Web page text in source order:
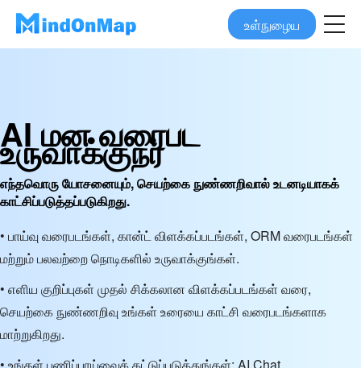
உள்நுழைய
AI மன வரைபட
உருவாக்குநர்
எந்தவொரு யோசனையும், செயற்கை நுண்ணறிவால் உடனடியாகக்
காட்சிப்படுத்தப்படுகிறது.
• பாய்வு வரைபடங்கள், கான்ட் விளக்கப்படங்கள், ORM வரைபடங்கள்
மற்றும் பலவற்றை நொடிகளில் உருவாக்குங்கள்.
• எளிய குறிப்புகள் முதல் சிக்கலான விளக்கப்படங்கள் வரை,
செயற்கை நுண்ணறிவு உங்கள் உரையை காட்சி வரைபடங்களாக
மாற்றுகிறது.